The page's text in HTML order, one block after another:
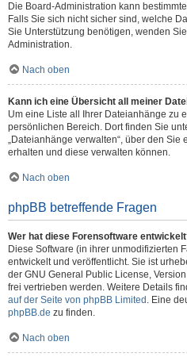
Die Board-Administration kann
Falls Sie sich nicht sicher sind, welche
Sie Unterstützung benötigen, wenden
Administration.
Nach oben
Kann ich eine Übersicht all meiner
Um eine Liste all Ihrer Dateianhänge zu
persönlichen Bereich. Dort finden Sie
„Dateianhänge verwalten“, über den Sie
erhalten und diese verwalten können.
Nach oben
phpBB betreffende Fragen
Wer hat diese Forensoftware
Diese Software (in ihrer unmodifizierten
entwickelt und veröffentlicht. Sie ist
der GNU General Public License,
frei vertrieben werden. Weitere Details
auf der Seite von phpBB Limited . Eine
phpBB.de zu finden.
Nach oben